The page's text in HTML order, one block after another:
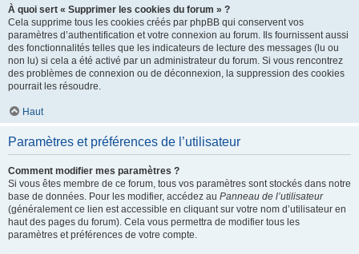
À quoi sert « Supprimer les cookies du forum » ?
Cela supprime tous les cookies créés par phpBB qui conservent vos
paramètres d’authentification et votre connexion au forum. Ils fournissent aussi
des fonctionnalités telles que les indicateurs de lecture des messages (lu ou
non lu) si cela a été activé par un administrateur du forum. Si vous rencontrez
des problèmes de connexion ou de déconnexion, la suppression des cookies
pourrait les résoudre.
Haut
Paramètres et préférences de l’utilisateur
Comment modifier mes paramètres ?
Si vous êtes membre de ce forum, tous vos paramètres sont stockés dans notre
base de données. Pour les modifier, accédez au Panneau de l’utilisateur
(généralement ce lien est accessible en cliquant sur votre nom d’utilisateur en
haut des pages du forum). Cela vous permettra de modifier tous les
paramètres et préférences de votre compte.